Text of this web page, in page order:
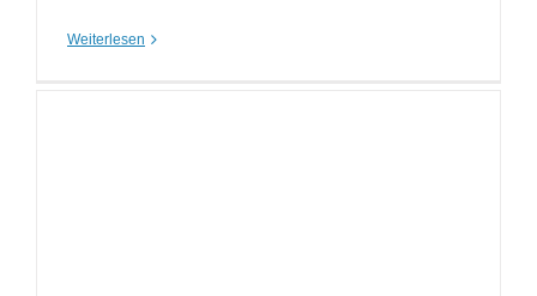
Weiterlesen